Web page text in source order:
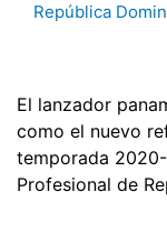
República
El lanzador
como el nuevo
temporada
Profesional de